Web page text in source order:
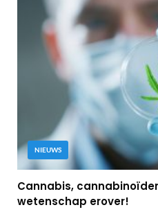
NIEUWS
Cannabis,
wetenschap erover!